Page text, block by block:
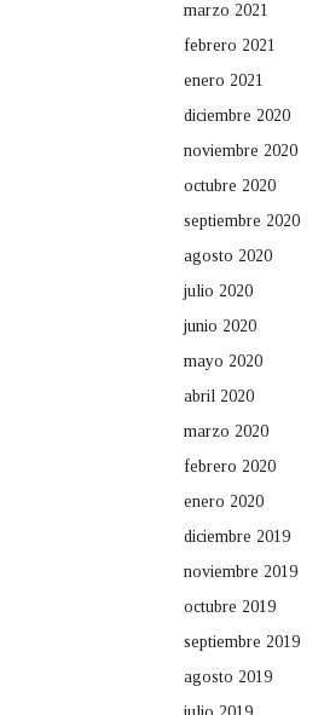
marzo 2021
febrero 2021
enero 2021
diciembre 2020
noviembre 2020
octubre 2020
septiembre 2020
agosto 2020
julio 2020
junio 2020
mayo 2020
abril 2020
marzo 2020
febrero 2020
enero 2020
diciembre 2019
noviembre 2019
octubre 2019
septiembre 2019
agosto 2019